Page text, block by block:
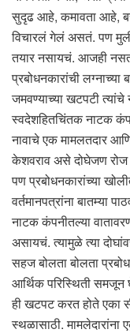
सुदृढ आहे, कमावता आहे,
विचारलं गेलं असतं. पण
तयार नसायचं. आजही
प्रबोधनकारांची
जमवण्याच्या खटपटी
स्वदेशहितचिंतक नाटक
नावाचे एक मामलतदार
केशवराव असे दोघेजण
पण प्रबोधनकारांच्या
वर्तमानपत्रांना बातम्या
नाटक कंपनीतल्या
असायचं. त्यामुळे त्या
सहज बोलता बोलता
आर्थिक परिस्थिती समजून
ही खटपट करत होते एका
स्थळासाठी.